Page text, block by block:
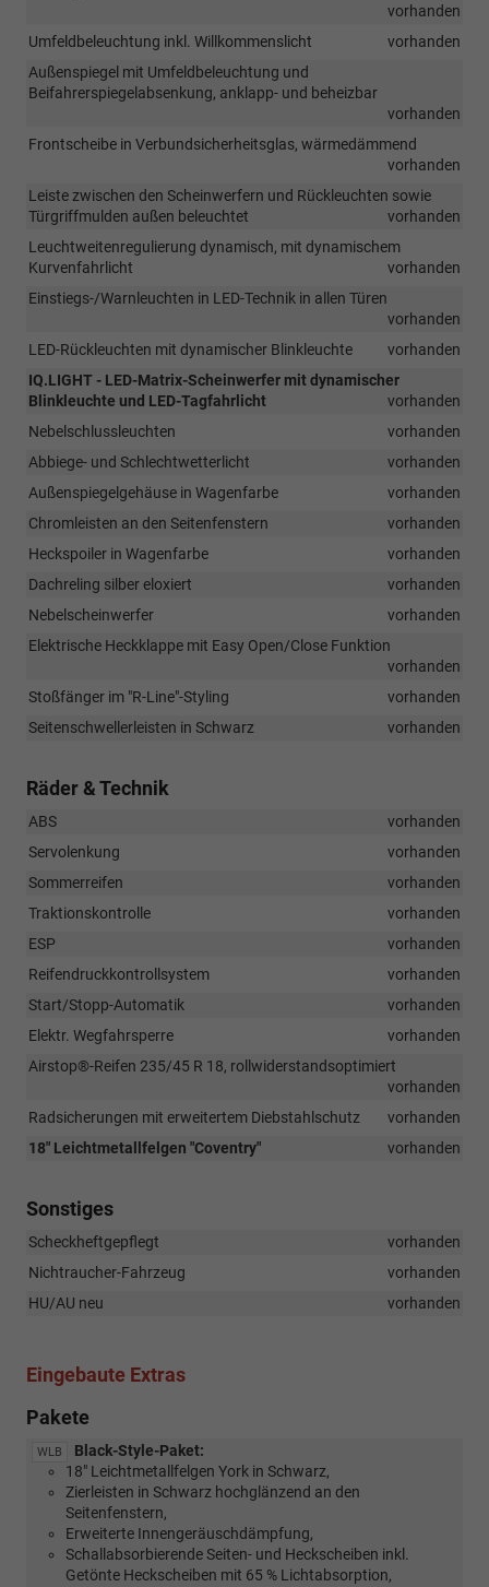
vorhanden
Umfeldbeleuchtung inkl. Willkommenslicht
vorhanden
Außenspiegel mit Umfeldbeleuchtung und
Beifahrerspiegelabsenkung, anklapp- und beheizbar
vorhanden
Frontscheibe in Verbundsicherheitsglas, wärmedämmend
vorhanden
Leiste zwischen den Scheinwerfern und Rückleuchten sowie
Türgriffmulden außen beleuchtet
vorhanden
Leuchtweitenregulierung dynamisch, mit dynamischem
Kurvenfahrlicht
vorhanden
Einstiegs-/Warnleuchten in LED-Technik in allen Türen
vorhanden
LED-Rückleuchten mit dynamischer Blinkleuchte
vorhanden
IQ.LIGHT - LED-Matrix-Scheinwerfer mit dynamischer
Blinkleuchte und LED-Tagfahrlicht
vorhanden
Nebelschlussleuchten
vorhanden
Abbiege- und Schlechtwetterlicht
vorhanden
Außenspiegelgehäuse in Wagenfarbe
vorhanden
Chromleisten an den Seitenfenstern
vorhanden
Heckspoiler in Wagenfarbe
vorhanden
Dachreling silber eloxiert
vorhanden
Nebelscheinwerfer
vorhanden
Elektrische Heckklappe mit Easy Open/Close Funktion
vorhanden
Stoßfänger im "R-Line"-Styling
vorhanden
Seitenschwellerleisten in Schwarz
vorhanden
Räder & Technik
ABS
vorhanden
Servolenkung
vorhanden
Sommerreifen
vorhanden
Traktionskontrolle
vorhanden
ESP
vorhanden
Reifendruckkontrollsystem
vorhanden
Start/Stopp-Automatik
vorhanden
Elektr. Wegfahrsperre
vorhanden
Airstop®-Reifen 235/45 R 18, rollwiderstandsoptimiert
vorhanden
Radsicherungen mit erweitertem Diebstahlschutz
vorhanden
18" Leichtmetallfelgen "Coventry"
vorhanden
Sonstiges
Scheckheftgepflegt
vorhanden
Nichtraucher-Fahrzeug
vorhanden
HU/AU neu
vorhanden
Eingebaute Extras
Pakete
WLB
Black-Style-Paket:
18" Leichtmetallfelgen York in Schwarz,
Zierleisten in Schwarz hochglänzend an den
Seitenfenstern,
Erweiterte Innengeräuschdämpfung,
Schallabsorbierende Seiten- und Heckscheiben inkl.
Getönte Heckscheiben mit 65 % Lichtabsorption,